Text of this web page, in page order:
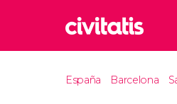
España Barcelona